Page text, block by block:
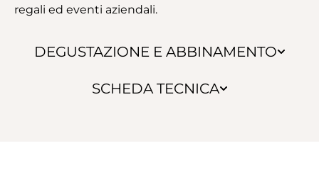
DEGUSTAZIONE E ABBINAMENTO
SCHEDA TECNICA
regali ed eventi aziendali.